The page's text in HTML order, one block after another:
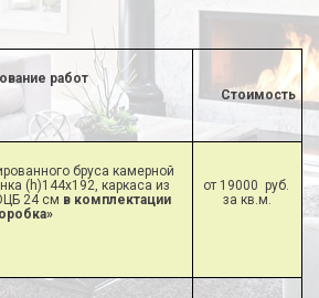
работ
Стоимость
бруса камерной
(h)144х192, каркаса из
24 см в комплектации
от 19000  руб.
за кв.м.